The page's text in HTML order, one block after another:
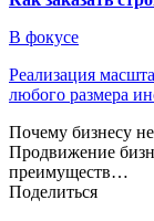
В фокусе
Реализация
любого размера
Почему бизнесу
Продвижение
преимуществ…
Поделиться